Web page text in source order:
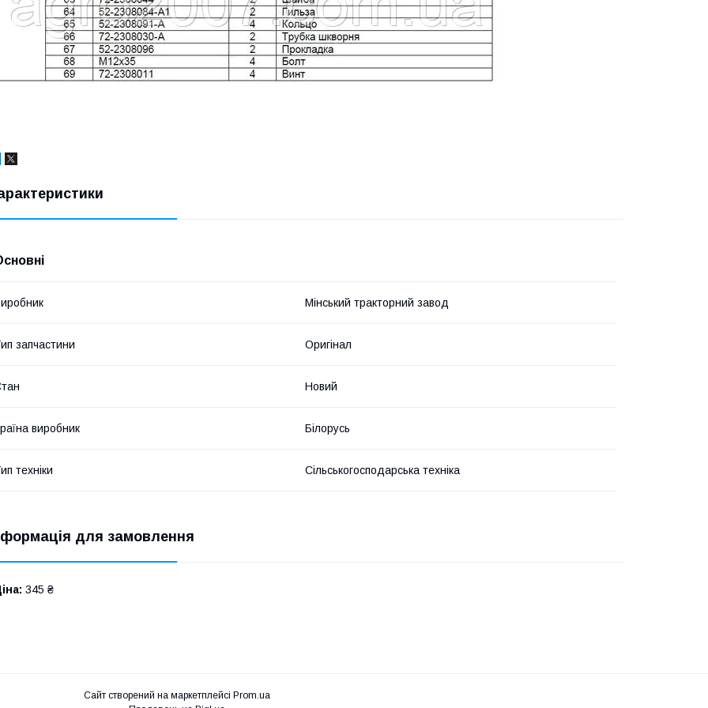
Мінський тракторний завод
запчастини Оригінал
Новий
виробник Білорусь
техніки Сільськогосподарська техніка
для замовлення
345 ₴
Сайт створений на маркетплейсі Prom.ua